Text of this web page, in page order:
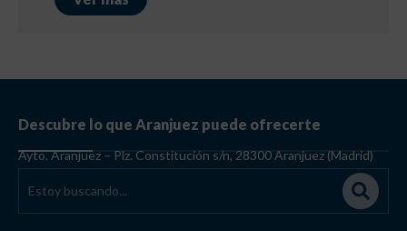
Descubre lo que Aranjuez puede ofrecerte
Ayto. Aranjuez – Plz. Constitución s/n, 28300 Aranjuez (Madrid)